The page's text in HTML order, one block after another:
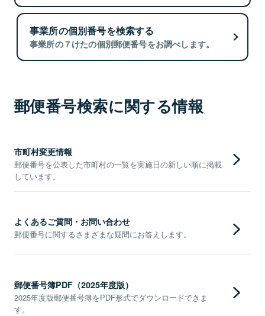
事業所の個別番号を検索する
事業所の７けたの個別郵便番号をお調べします。
郵便番号検索に関する情報
市町村変更情報
郵便番号を公表した市町村の一覧を実施日の新しい順に掲載
しています。
よくあるご質問・お問い合わせ
郵便番号に関するさまざまな疑問にお答えします。
郵便番号簿PDF（2025年度版）
2025年度版郵便番号簿をPDF形式でダウンロードできま
す。